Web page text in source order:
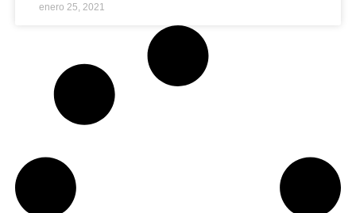
enero 25, 2021